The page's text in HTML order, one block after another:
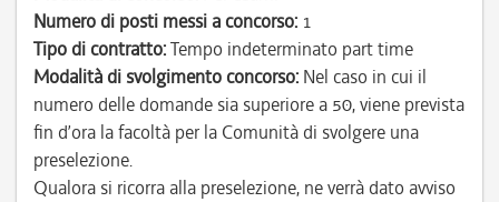
Numero di posti messi a concorso: 1
Tipo di contratto:Tempo indeterminato part time
Modalità di svolgimento concorso: Nel caso in cui il
numero delle domande sia superiore a 50, viene prevista
fin d’ora la facoltà per la Comunità di svolgere una
preselezione.
Qualora si ricorra alla preselezione, ne verrà dato avviso